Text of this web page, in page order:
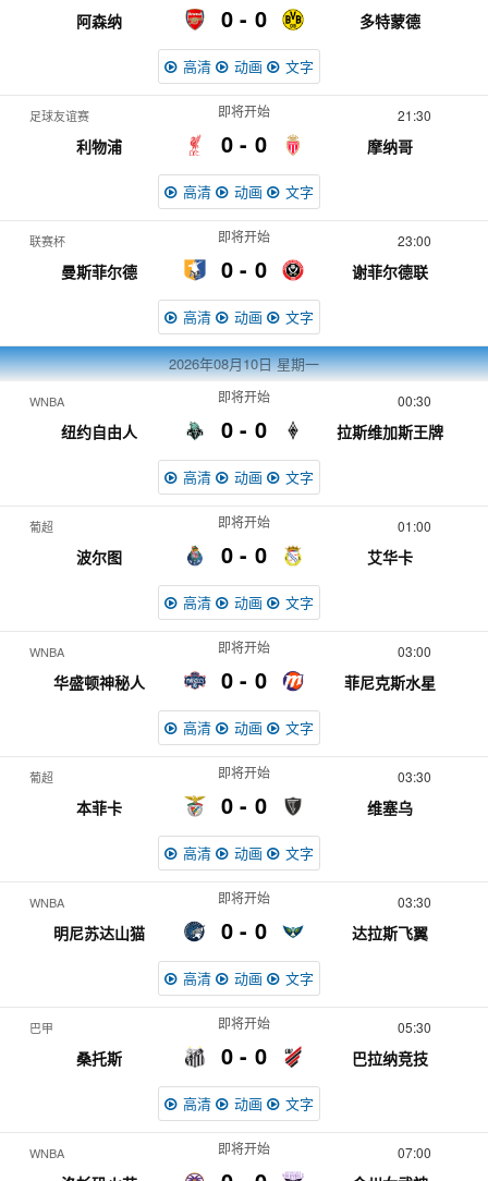
阿森纳 0 多特蒙德
0
高清 动画 文字
足球友谊赛 21:30
利物浦 0
即将开始
摩纳哥
0
高清 动画 文字
联赛杯 23:00
曼斯菲尔德 0
即将开始
谢菲尔德联
0
高清 动画 文字
2026年08月10日 星期一
WNBA 00:30
纽约自由人 0
即将开始
拉斯维加斯王牌
0
高清 动画 文字
葡超 01:00
波尔图 0
即将开始
艾华卡
0
高清 动画 文字
WNBA 03:00
华盛顿神秘人 0
即将开始
菲尼克斯水星
0
高清 动画 文字
葡超 03:30
本菲卡 0
即将开始
维塞乌
0
高清 动画 文字
WNBA 03:30
明尼苏达山猫 0
即将开始
达拉斯飞翼
0
高清 动画 文字
巴甲 05:30
桑托斯 0
即将开始
巴拉纳竞技
0
高清 动画 文字
WNBA 07:00
即将开始